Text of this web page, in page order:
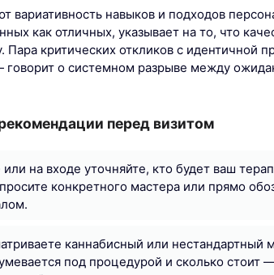
вариативность навыков и подходов
как отличных, указывает на то, что
Пара критических откликов с идентичной
говорит о системном разрыве между
перед визитом
на входе уточняйте, кто будет ваш
конкретного мастера или прямо
каннабисный или нестандартный
под процедурой и сколько стоит